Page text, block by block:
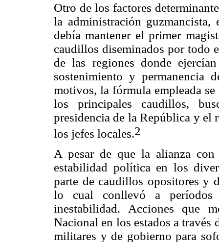
Otro de los factores
la administración guzmancista,
debía mantener el primer
caudillos diseminados por todo
de las regiones donde
sostenimiento y permanencia
motivos, la fórmula empleada
los principales caudillos,
presidencia de la República y el
los jefes locales.2
A pesar de que la alianza
estabilidad política en los
parte de caudillos opositores y
lo cual conllevó a períodos
inestabilidad. Acciones que
Nacional en los estados a
militares y de gobierno para